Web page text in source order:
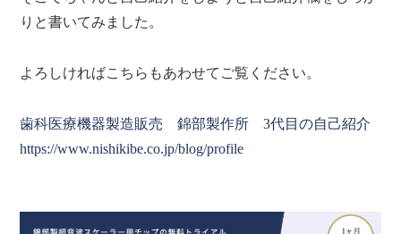
りと書いてみました。
よろしければこちらもあわせてご覧ください。
歯科医療機器製造販売 錦部製作所 3代目の自己紹介
https://www.nishikibe.co.jp/blog/profile